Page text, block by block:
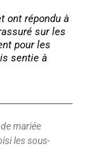
ont répondu à
sur les
pour les
sentie à
mariée
les sous-